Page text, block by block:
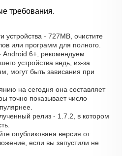
требования.
устройства - 727MB, очистите
или программ для полного.
6+, рекомендуем
устройства ведь, из-за
могут быть зависания при
на сегодня она составляет
точно показывает число
релиз - 1.7.2, в котором
опубликована версия от
если вы запустили не